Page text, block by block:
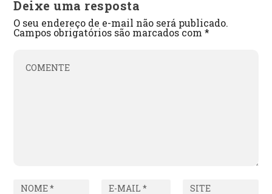
Deixe uma resposta
O seu endereço de e-mail não será publicado.
Campos obrigatórios são marcados com*